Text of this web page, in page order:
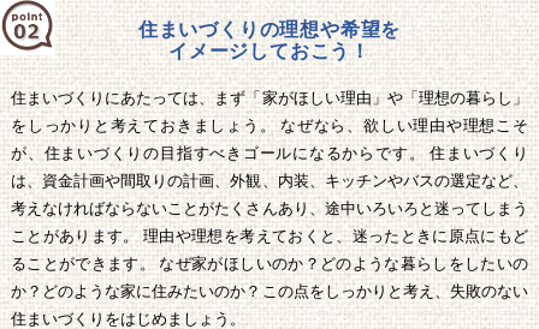
住まいづくりの理想や希望を
イメージしておこう！
住まいづくりにあたっては、まず「家がほしい理由」や「理想の暮らし」
をしっかりと考えておきましょう。 なぜなら、欲しい理由や理想こそ
が、住まいづくりの目指すべきゴールになるからです。 住まいづくり
は、資金計画や間取りの計画、外観、内装、キッチンやバスの選定など、
考えなければならないことがたくさんあり、途中いろいろと迷ってしまう
ことがあります。 理由や理想を考えておくと、迷ったときに原点にもど
ることができます。 なぜ家がほしいのか？どのような暮らしをしたいの
か？どのような家に住みたいのか？この点をしっかりと考え、失敗のない
住まいづくりをはじめましょう。